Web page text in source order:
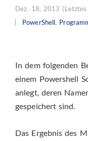
Dez. 18, 2013
PowerShell,
In dem folgenden
einem Powershell
anlegt, deren
gespeichert sind.
Das Ergebnis des